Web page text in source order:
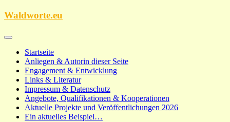
Zum
Waldworte.eu
Startseite
Anliegen & Autorin dieser Seite
Engagement & Entwicklung
Links & Literatur
Impressum & Datenschutz
Angebote, Qualifikationen & Kooperationen
Aktuelle Projekte und Veröffentlichungen 2026
Ein aktuelles Beispiel…